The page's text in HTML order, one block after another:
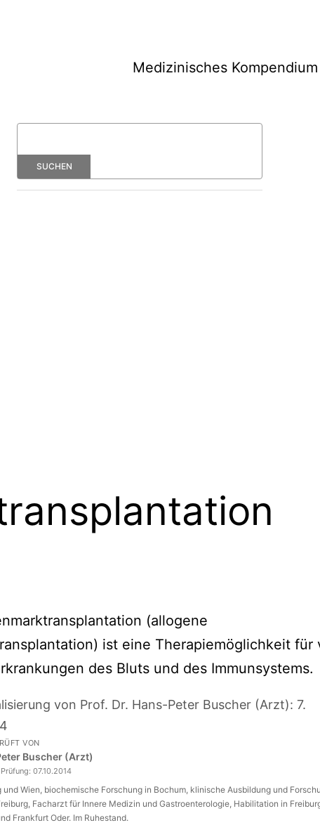
Medizinisches Kompendium
(allogene
ist eine Therapiemöglichkeit für
des Bluts und des Immunsystems.
von Prof. Dr. Hans-Peter Buscher (Arzt): 7.
VON
Buscher (Arzt)
07.10.2014
und Wien, biochemische Forschung in Bochum, klinische Ausbildung und
Facharzt für Innere Medizin und Gastroenterologie, Habilitation in
Frankfurt Oder. Im Ruhestand.